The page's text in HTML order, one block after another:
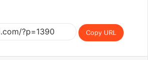
Copy URL